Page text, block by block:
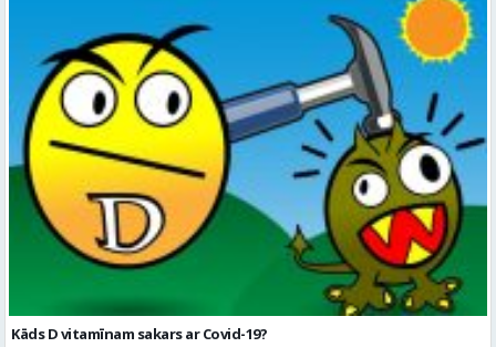
Kāds D vitamīnam sakars ar Covid-19?